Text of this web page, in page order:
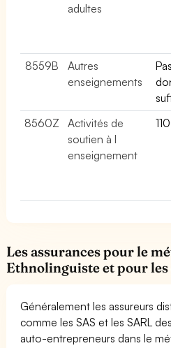
adultes
8559B
Autres
enseignements
8560Z
Activités de
soutien à l
enseignement
Les assurances pour le
Ethnolinguiste et pour
Généralement les assureurs
comme les SAS et les SARL
auto-entrepreneurs dans le